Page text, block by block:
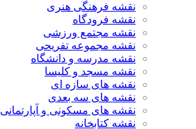
نقشه فرهنگی هنری
نقشه فرودگاه
نقشه مجتمع ورزشی
نقشه مجموعه تفریحی
نقشه مدرسه و دانشگاه
نقشه مسجد و کلیسا
نقشه های سازه ای
نقشه های سه بعدی
نقشه های مسکونی و آپارتمانی
نقشه کتابخانه